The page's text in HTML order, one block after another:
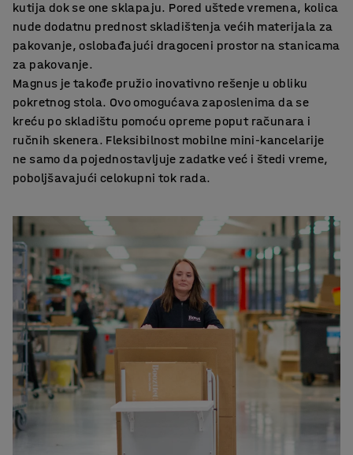
kutija dok se one sklapaju. Pored uštede vremena, kolica
nude dodatnu prednost skladištenja većih materijala za
pakovanje, oslobađajući dragoceni prostor na stanicama
za pakovanje.
Magnus je takođe pružio inovativno rešenje u obliku
pokretnog stola. Ovo omogućava zaposlenima da se
kreću po skladištu pomoću opreme poput računara i
ručnih skenera. Fleksibilnost mobilne mini-kancelarije
ne samo da pojednostavljuje zadatke već i štedi vreme,
poboljšavajući celokupni tok rada.